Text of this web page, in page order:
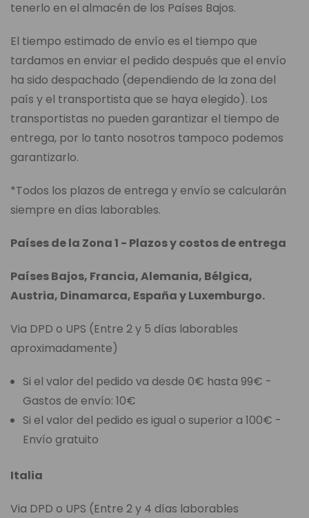
tenerlo en el almacén de los Países Bajos.
El tiempo estimado de envío es el tiempo que
tardamos en enviar el pedido después que el envío
ha sido despachado (dependiendo de la zona del
país y el transportista que se haya elegido). Los
transportistas no pueden garantizar el tiempo de
entrega, por lo tanto nosotros tampoco podemos
garantizarlo.
*Todos los plazos de entrega y envío se calcularán
siempre en días laborables.
Países de la Zona 1 - Plazos y costos de entrega
Países Bajos, Francia, Alemania, Bélgica,
Austria, Dinamarca, España y Luxemburgo.
Via DPD o UPS (Entre 2 y 5 días laborables
aproximadamente)
Si el valor del pedido va desde 0€ hasta 99€ -
Gastos de envío: 10€
Si el valor del pedido es igual o superior a 100€ -
Envío gratuito
Italia
Via DPD o UPS (Entre 2 y 4 días laborables